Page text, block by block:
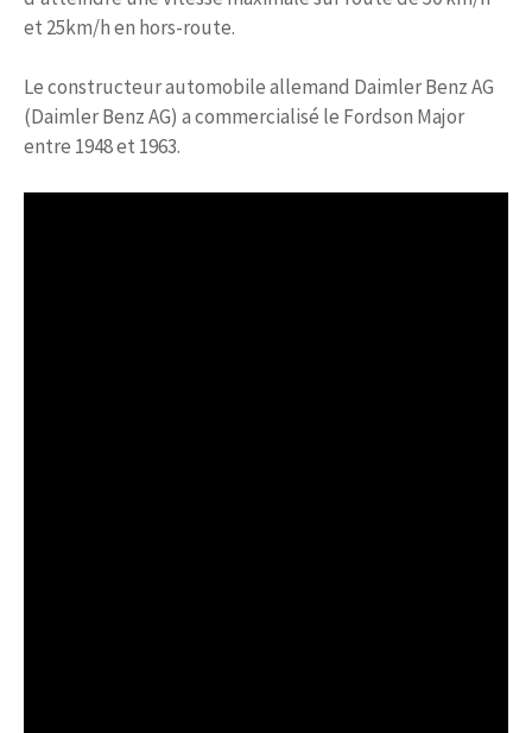
et 25km/h en hors-route.
Le constructeur automobile allemand Daimler Benz AG
(Daimler Benz AG) a commercialisé le Fordson Major
entre 1948 et 1963.